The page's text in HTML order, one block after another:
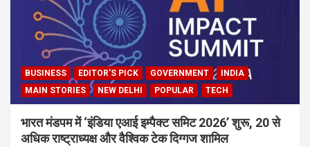
BUSINESS EDITOR'S PICK GOVERNMENT
INDIA
MAIN STORIES
NEW DELHI POPULAR TECH
भारत मंडपम में ‘इंडिया एआई इम्पैक्ट समिट 2026’ शुरू, 20 से
अधिक राष्ट्राध्यक्ष और वैश्विक टेक दिग्गज शामिल